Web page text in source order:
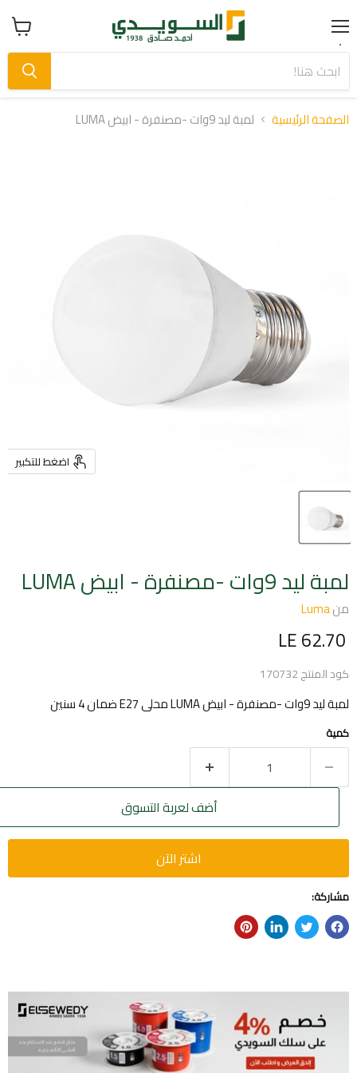
Menu عرض
سلة
الصفحة الرئيسية لمبة ليد 9وات -مصنفرة - ابيض LUMA
اضغط للتكبير
لمبة ليد 9وات -مصنفرة - ابيض LUMA
منLuma
السعر الحالي
LE 62.70
كود المنتج170732
لمبة ليد 9وات -مصنفرة - ابيض LUMA محلى E27 ضمان 4 سنين
كمية
أضف لعربة التسوق
اشتر الآن
مشاركة: